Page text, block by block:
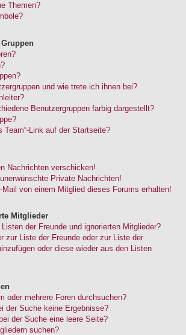
Themen?
und wie trete ich ihnen bei?
Benutzergruppen farbig dargestellt?
Team“-Link auf der Startseite?
Nachrichten verschicken!
Private Nachrichten!
Mail von einem Mitglied dieses Forums erhalten!
Mitglieder
der Freunde und ignorierten Mitglieder?
zur Liste der Freunde oder zur Liste der
oder diese wieder aus den Listen
oder mehrere Foren durchsuchen?
der Suche keine Ergebnisse?
der Suche eine leere Seite?
suchen?